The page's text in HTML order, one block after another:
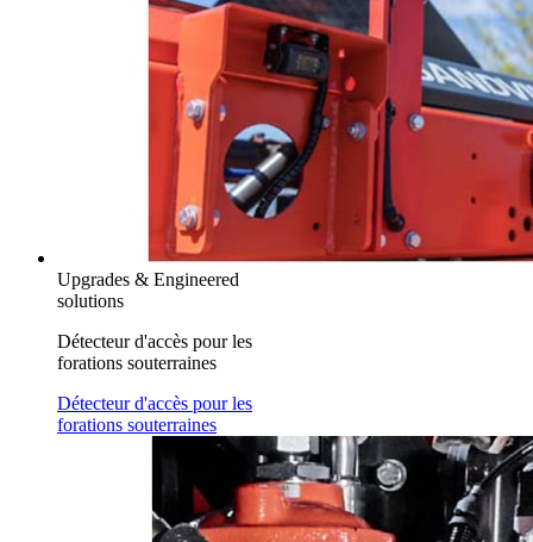
Upgrades & Engineered
solutions
Détecteur d'accès pour les
forations souterraines
Détecteur d'accès pour les
forations souterraines